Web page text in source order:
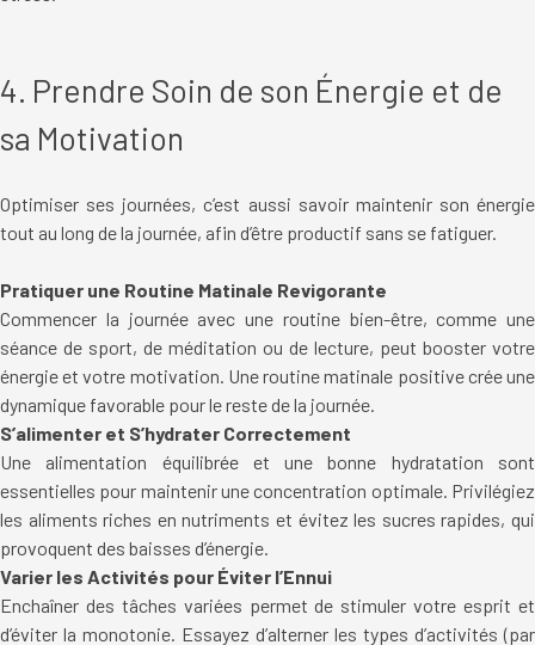
4. Prendre Soin de son Énergie et de
sa Motivation
Optimiser ses journées, c’est aussi savoir maintenir son énergie
tout au long de la journée, afin d’être productif sans se fatiguer.
Pratiquer une Routine Matinale Revigorante
Commencer la journée avec une routine bien-être, comme une
séance de sport, de méditation ou de lecture, peut booster votre
énergie et votre motivation. Une routine matinale positive crée une
dynamique favorable pour le reste de la journée.
S’alimenter et S’hydrater Correctement
Une alimentation équilibrée et une bonne hydratation sont
essentielles pour maintenir une concentration optimale. Privilégiez
les aliments riches en nutriments et évitez les sucres rapides, qui
provoquent des baisses d’énergie.
Varier les Activités pour Éviter l’Ennui
Enchaîner des tâches variées permet de stimuler votre esprit et
d’éviter la monotonie. Essayez d’alterner les types d’activités (par